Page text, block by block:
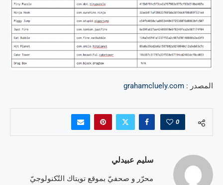
المصدر : grahamcluely.com
0
سليم عبيدلي
محرّر و صحفيّ بموقع تويتاك التّكنولوجيّ